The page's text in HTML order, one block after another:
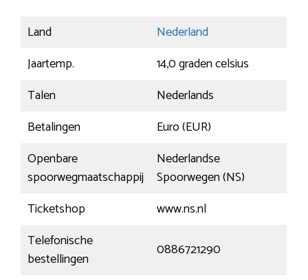
Land
Nederland
Jaartemp.
14,0 graden celsius
Talen
Nederlands
Betalingen
Euro (EUR)
Openbare
spoorwegmaatschappij
Nederlandse
Spoorwegen (NS)
Ticketshop
www.ns.nl
Telefonische
bestellingen
0886721290